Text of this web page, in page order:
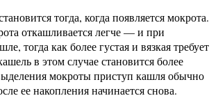
тогда, когда появляется мокрота.
откашливается легче — и при
тогда как более густая и вязкая требует
в этом случае становится более
мокроты приступ кашля обычно
ее накопления начинается снова.